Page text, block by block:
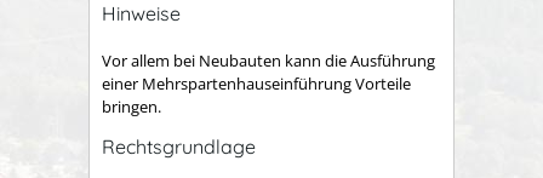
Hinweise
Vor allem bei Neubauten kann die Ausführung
einer Mehrspartenhauseinführung Vorteile
bringen.
Rechtsgrundlage